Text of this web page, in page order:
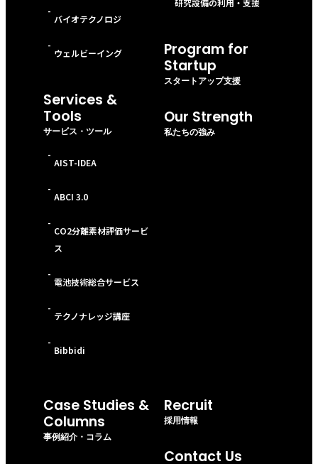
-
バイオテクノロジ
-
ウェルビーイング
Services &
Tools
サービス・ツール
-
AIST-IDEA
-
ABCI 3.0
-
CO2分離素材評価サービ
ス
-
電池技術総合サービス
-
テクノナレッジ講座
-
Bibbidi
Program for
Startup
スタートアップ支援
Our Strength
私たちの強み
Case Studies &
Columns
事例紹介・コラム
Recruit
採用情報
Contact Us